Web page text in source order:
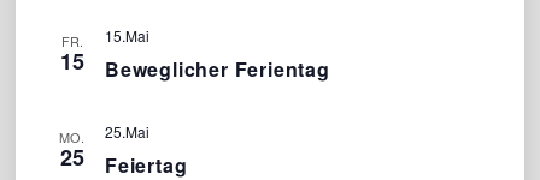
FR.
15 Beweglicher Ferientag
15.Mai
MO.
25 Feiertag
25.Mai